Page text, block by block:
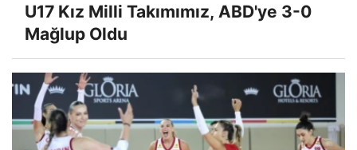
U17 Kız Milli Takımımız, ABD'ye 3-0
Mağlup Oldu